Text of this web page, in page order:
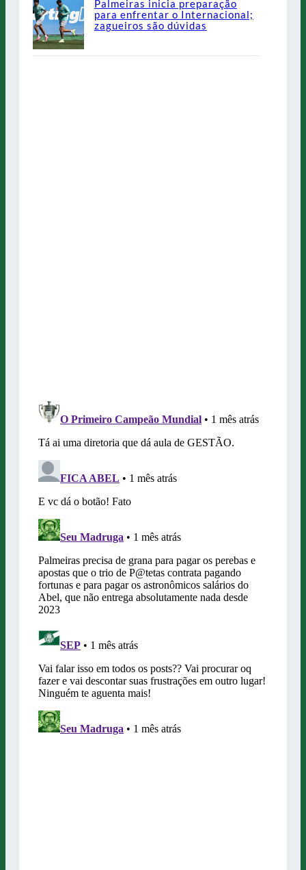
Palmeiras inicia preparação
para enfrentar o Internacional;
zagueiros são dúvidas